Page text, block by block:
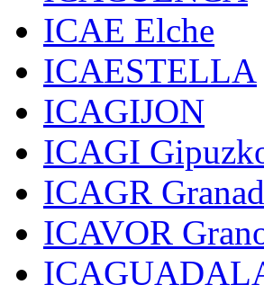
ICAE Elche
ICAESTELLA
ICAGIJON
ICAGI
ICAGR
ICAVOR